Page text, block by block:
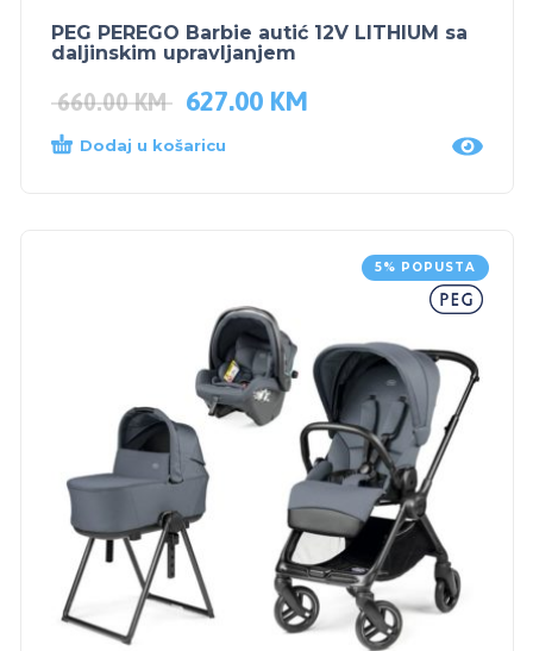
PEG PEREGO Barbie autić 12V LITHIUM sa
daljinskim upravljanjem
660.00KM 627.00 KM
Dodaj u košaricu
5% POPUSTA